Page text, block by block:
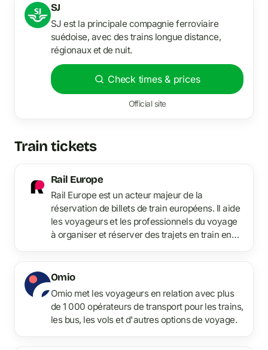
SJ
SJ est la principale compagnie ferroviaire
suédoise, avec des trains longue distance,
régionaux et de nuit.
Check times & prices
Official site
Train tickets
Rail Europe
Rail Europe est un acteur majeur de la
réservation de billets de train européens. Il aide
les voyageurs et les professionnels du voyage
à organiser et réserver des trajets en train en
Omio
Omio met les voyageurs en relation avec plus
de 1 000 opérateurs de transport pour les trains,
les bus, les vols et d'autres options de voyage.